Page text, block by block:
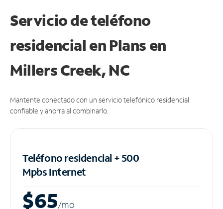
Servicio de teléfono
residencial en Plans en
Millers Creek, NC
Mantente conectado con un servicio telefónico residencial
confiable y ahorra al combinarlo.
Teléfono residencial + 500
MpbsInternet
$65/mo